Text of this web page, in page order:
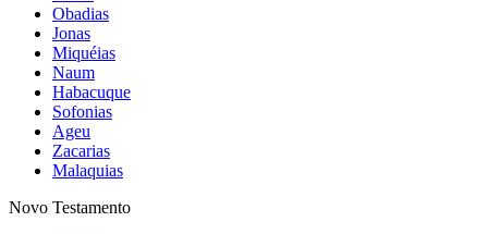
Obadias
Jonas
Miquéias
Naum
Habacuque
Sofonias
Ageu
Zacarias
Malaquias
Novo Testamento